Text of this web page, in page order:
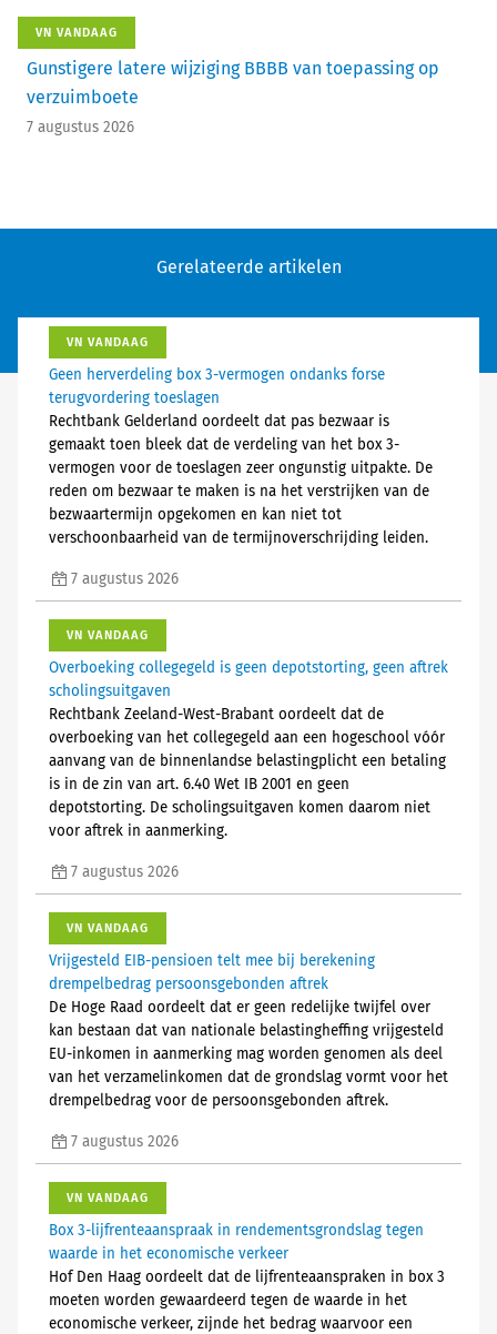
VN VANDAAG
Gunstigere latere wijziging BBBB van toepassing op
verzuimboete
7 augustus 2026
Gerelateerde artikelen
VN VANDAAG
Geen herverdeling box 3-vermogen ondanks forse
terugvordering toeslagen
Rechtbank Gelderland oordeelt dat pas bezwaar is
gemaakt toen bleek dat de verdeling van het box 3-
vermogen voor de toeslagen zeer ongunstig uitpakte. De
reden om bezwaar te maken is na het verstrijken van de
bezwaartermijn opgekomen en kan niet tot
verschoonbaarheid van de termijnoverschrijding leiden.
7 augustus 2026
VN VANDAAG
Overboeking collegegeld is geen depotstorting, geen aftrek
scholingsuitgaven
Rechtbank Zeeland-West-Brabant oordeelt dat de
overboeking van het collegegeld aan een hogeschool vóór
aanvang van de binnenlandse belastingplicht een betaling
is in de zin van art. 6.40 Wet IB 2001 en geen
depotstorting. De scholingsuitgaven komen daarom niet
voor aftrek in aanmerking.
7 augustus 2026
VN VANDAAG
Vrijgesteld EIB-pensioen telt mee bij berekening
drempelbedrag persoonsgebonden aftrek
De Hoge Raad oordeelt dat er geen redelijke twijfel over
kan bestaan dat van nationale belastingheffing vrijgesteld
EU-inkomen in aanmerking mag worden genomen als deel
van het verzamelinkomen dat de grondslag vormt voor het
drempelbedrag voor de persoonsgebonden aftrek.
7 augustus 2026
VN VANDAAG
Box 3-lijfrenteaanspraak in rendementsgrondslag tegen
waarde in het economische verkeer
Hof Den Haag oordeelt dat de lijfrenteaanspraken in box 3
moeten worden gewaardeerd tegen de waarde in het
economische verkeer, zijnde het bedrag waarvoor een